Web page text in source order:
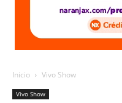
Inicio Vivo Show
Vivo Show